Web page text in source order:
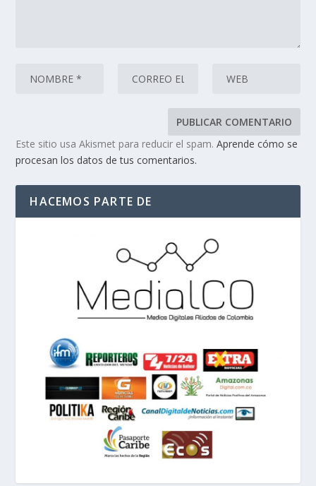
Este sitio usa Akismet para reducir el spam.Aprende cómo se
procesan los datos de tus comentarios.
HACEMOS PARTE DE